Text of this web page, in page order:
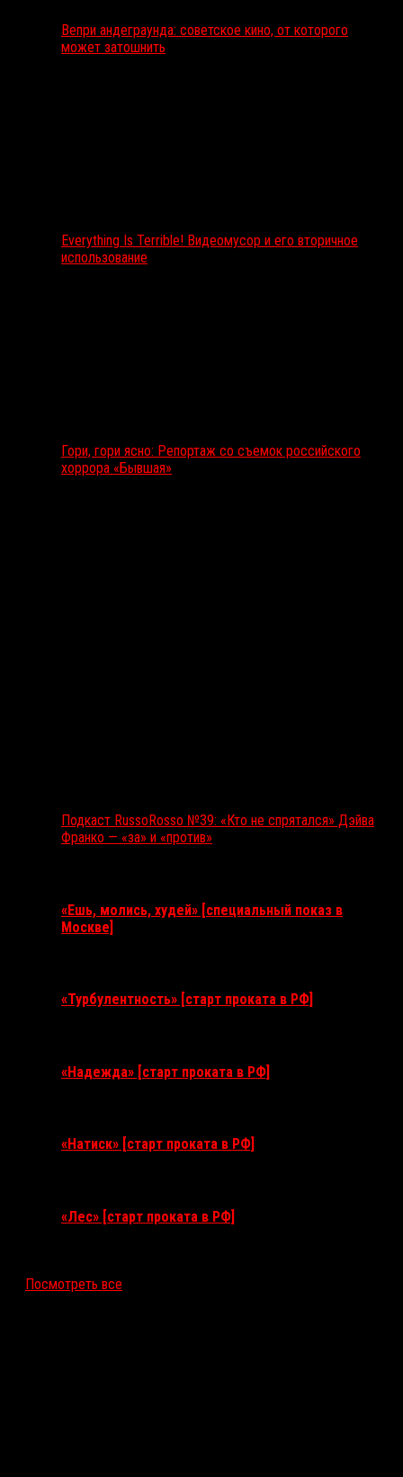
Вепри андеграунда: советское кино, от которого
может затошнить
Everything Is Terrible! Видеомусор и его вторичное
использование
Гори, гори ясно: Репортаж со съемок российского
хоррора «Бывшая»
Подкаст RussoRosso №39: «Кто не спрятался» Дэйва
Франко — «за» и «против»
«Ешь, молись, худей» [специальный показ в
Москве]
«Турбулентность» [старт проката в РФ]
«Надежда» [старт проката в РФ]
«Натиск» [старт проката в РФ]
«Лес» [старт проката в РФ]
Посмотреть все